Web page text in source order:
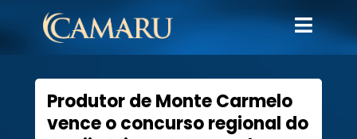
Produtor de Monte Carmelo
vence o concurso regional do